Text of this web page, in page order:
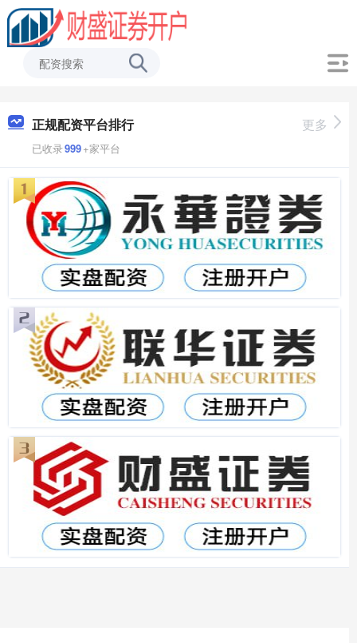
正规配资平台排行
已收录999+家平台
更多